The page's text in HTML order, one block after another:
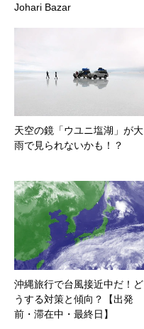
Johari Bazar
天空の鏡「ウユニ塩湖」が大
雨で見られないかも！？
沖縄旅行で台風接近中だ！ど
うする対策と傾向？【出発
前・滞在中・最終日】